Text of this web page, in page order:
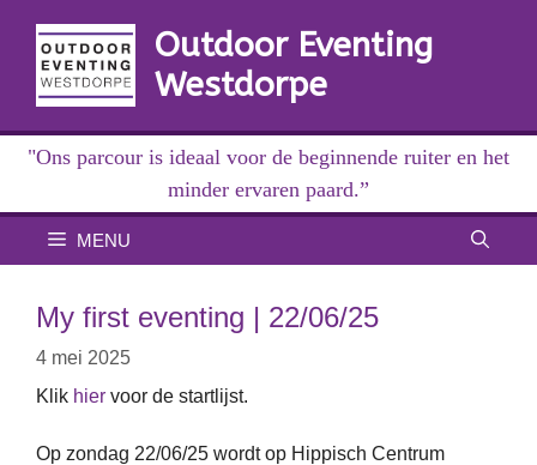
inhoud
Outdoor Eventing
Westdorpe
"Ons parcour is ideaal voor de beginnende ruiter en het
minder ervaren paard.”
MENU
My first eventing | 22/06/25
4 mei 2025
Klik hier voor de startlijst.
Op zondag 22/06/25 wordt op Hippisch Centrum